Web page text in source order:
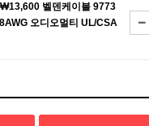
벨덴케이블 9773
오디오멀티 UL/CSA